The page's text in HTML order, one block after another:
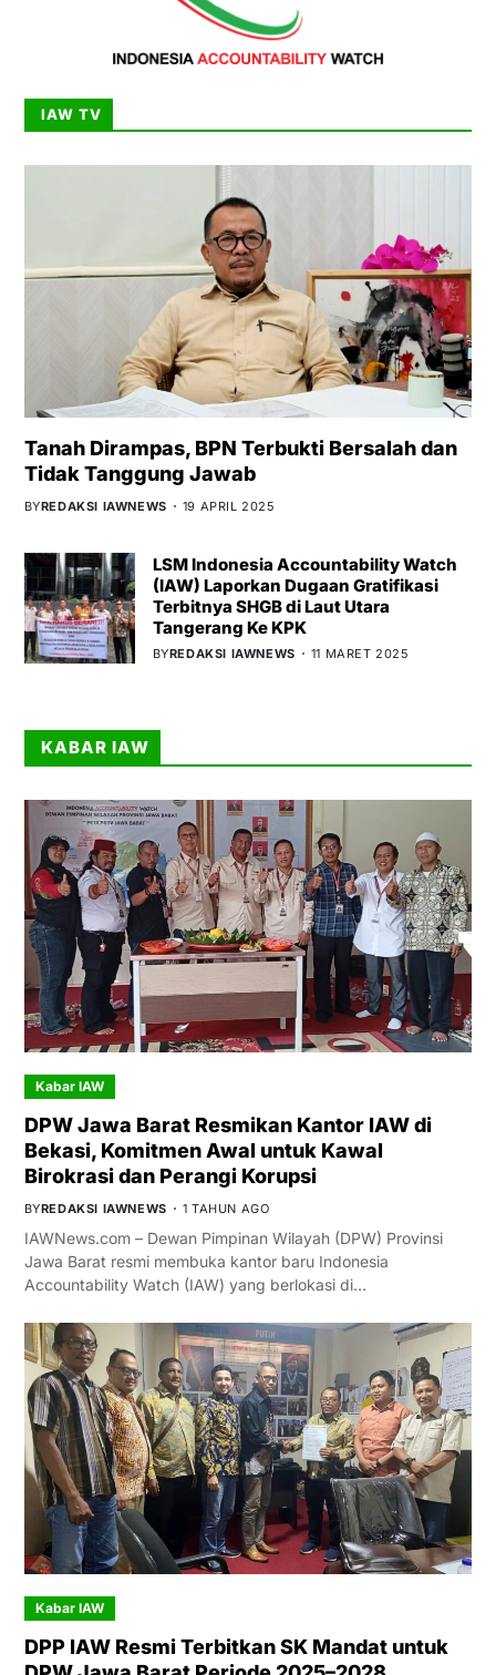
IAW TV
Tanah Dirampas, BPN Terbukti Bersalah dan
Tidak Tanggung Jawab
BYREDAKSI IAWNEWS 19 APRIL 2025
LSM Indonesia Accountability Watch
(IAW) Laporkan Dugaan Gratifikasi
Terbitnya SHGB di Laut Utara
Tangerang Ke KPK
BYREDAKSI IAWNEWS 11 MARET 2025
KABAR IAW
Kabar IAW
DPW Jawa Barat Resmikan Kantor IAW di
Bekasi, Komitmen Awal untuk Kawal
Birokrasi dan Perangi Korupsi
BYREDAKSI IAWNEWS 1 TAHUN AGO
IAWNews.com – Dewan Pimpinan Wilayah (DPW) Provinsi
Jawa Barat resmi membuka kantor baru Indonesia
Accountability Watch (IAW) yang berlokasi di…
Kabar IAW
DPP IAW Resmi Terbitkan SK Mandat untuk